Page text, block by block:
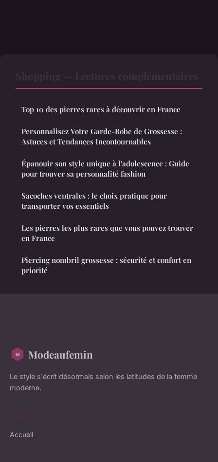
Top 10 des pierres rares à découvrir en France
Personnalisez Votre Garde-Robe de Grossesse :
Astuces et Tendances Incontournables
Épanouir son style unique à l'adolescence : Guide
pour trouver sa personnalité fashion
Sacoches ventrales : le choix pratique pour
transporter vos essentiels
Les pierres les plus rares que vous pouvez trouver
en France
Piercing nombril grossesse : sécurité et confort en
priorité
Modeaufemin
Le style s'écrit désormais selon les latitudes de la femme
moderne.
LIENS
Accueil